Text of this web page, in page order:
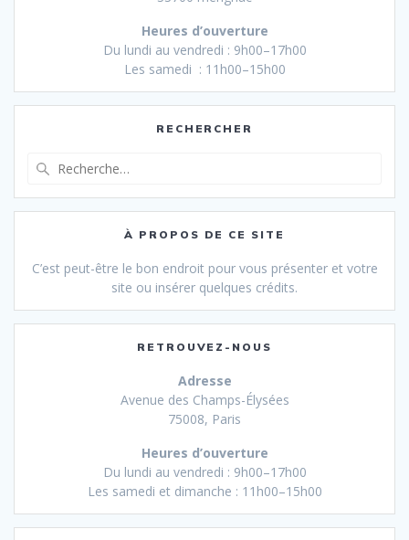
Heures d’ouverture
Du lundi au vendredi : 9h00–17h00
Les samedi : 11h00–15h00
RECHERCHER
:
À PROPOS DE CE SITE
C’est peut-être le bon endroit pour vous présenter et votre
site ou insérer quelques crédits.
RETROUVEZ-NOUS
Adresse
Avenue des Champs-Élysées
75008, Paris
Heures d’ouverture
Du lundi au vendredi : 9h00–17h00
Les samedi et dimanche : 11h00–15h00